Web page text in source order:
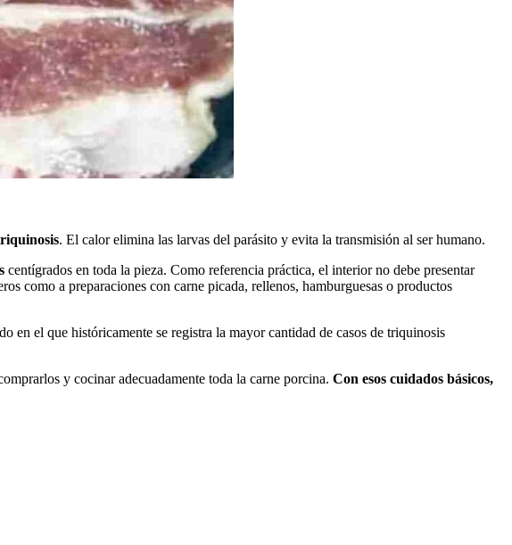
. El calor elimina las larvas del parásito y evita la transmisión al ser humano.
centígrados en toda la pieza. Como referencia práctica, el interior no debe presentar
como a preparaciones con carne picada, rellenos, hamburguesas o productos
en el que históricamente se registra la mayor cantidad de casos de triquinosis
y cocinar adecuadamente toda la carne porcina. Con esos cuidados básicos,